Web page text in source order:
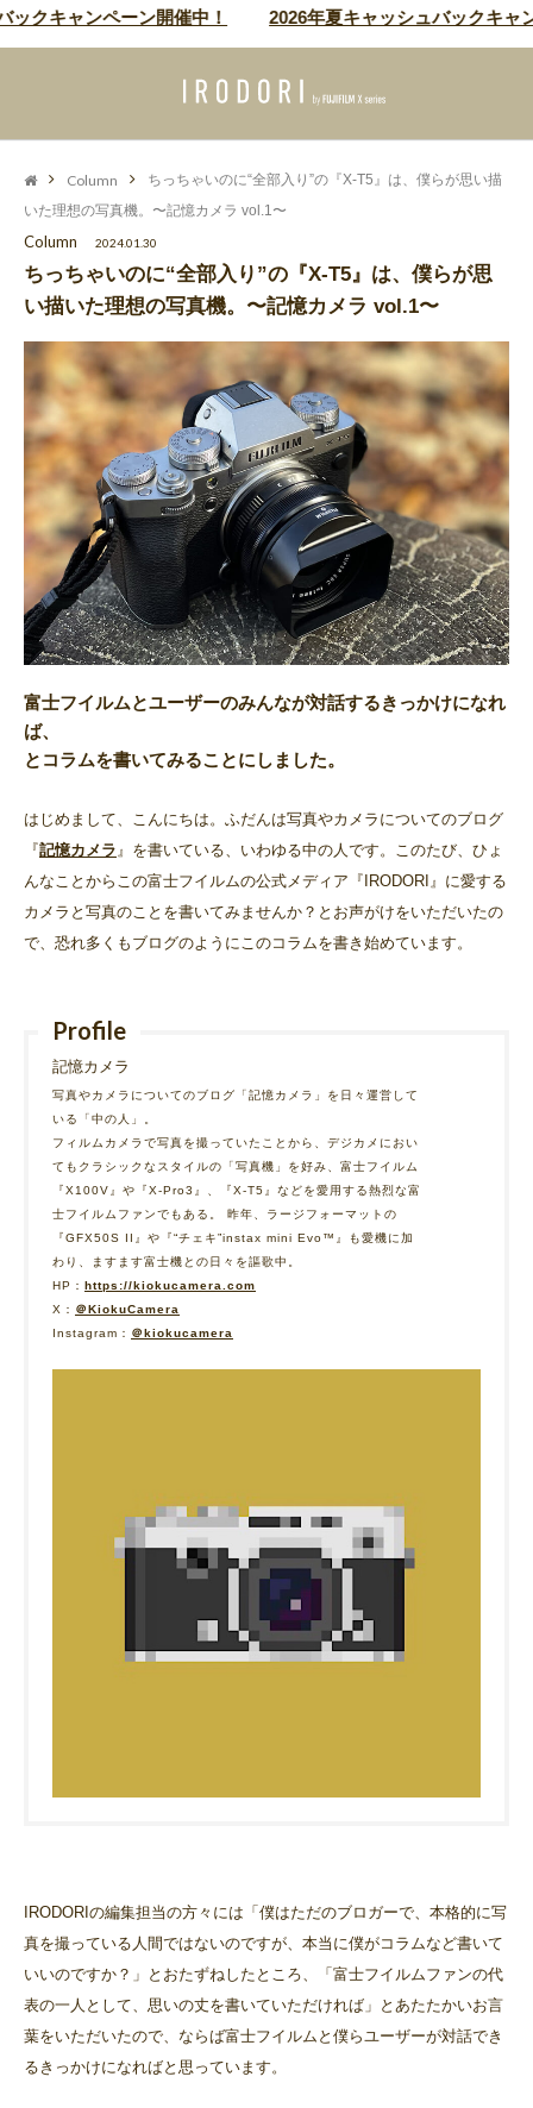
ンペーン開催中！ 2026年夏キャッシュバックキャンペー
Column
ちっちゃいのに“全部入り”の『X-T5』は、僕らが思い描
いた理想の写真機。〜記憶カメラ vol.1〜
Column 2024.01.30
ちっちゃいのに“全部入り”の『X-T5』は、僕らが思
い描いた理想の写真機。〜記憶カメラ vol.1〜
富士フイルムとユーザーのみんなが対話するきっかけになれ
ば、
とコラムを書いてみることにしました。
はじめまして、こんにちは。ふだんは写真やカメラについてのブログ
『記憶カメラ 』を書いている、いわゆる中の人です。このたび、ひょ
んなことからこの富士フイルムの公式メディア『IRODORI』に愛する
カメラと写真のことを書いてみませんか？とお声がけをいただいたの
で、恐れ多くもブログのようにこのコラムを書き始めています。
Profile
記憶カメラ
写真やカメラについてのブログ「記憶カメラ」を日々運営して
いる「中の人」。
フィルムカメラで写真を撮っていたことから、デジカメにおい
てもクラシックなスタイルの「写真機」を好み、富士フイルム
『X100V』や『X-Pro3』、『X-T5』などを愛用する熱烈な富
士フイルムファンでもある。 昨年、ラージフォーマットの
『GFX50S II』や『“チェキ”instax mini Evo™』も愛機に加
わり、ますます富士機との日々を謳歌中。
HP： https://kiokucamera.com
X： ＠KiokuCamera
Instagram： ＠kiokucamera
IRODORIの編集担当の方々には「僕はただのブロガーで、本格的に写
真を撮っている人間ではないのですが、本当に僕がコラムなど書いて
いいのですか？」とおたずねしたところ、「富士フイルムファンの代
表の一人として、思いの丈を書いていただければ」とあたたかいお言
葉をいただいたので、ならば富士フイルムと僕らユーザーが対話でき
るきっかけになればと思っています。